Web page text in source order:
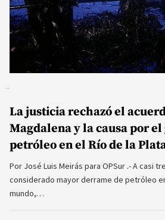
La justicia rechazó el
Magdalena y la causa por
petróleo en el Río de la
Por José Luis Meirás para OPSur .- A casi
considerado mayor derrame de petróleo
mundo,…